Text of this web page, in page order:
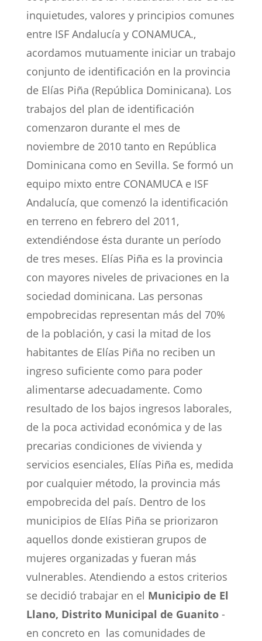
inquietudes, valores y principios comunes
entre ISF Andalucía y CONAMUCA.,
acordamos mutuamente iniciar un trabajo
conjunto de identificación en la provincia
de Elías Piña (República Dominicana). Los
trabajos del plan de identificación
comenzaron durante el mes de
noviembre de 2010 tanto en República
Dominicana como en Sevilla. Se formó un
equipo mixto entre CONAMUCA e ISF
Andalucía, que comenzó la identificación
en terreno en febrero del 2011,
extendiéndose ésta durante un período
de tres meses. Elías Piña es la provincia
con mayores niveles de privaciones en la
sociedad dominicana. Las personas
empobrecidas representan más del 70%
de la población, y casi la mitad de los
habitantes de Elías Piña no reciben un
ingreso suficiente como para poder
alimentarse adecuadamente. Como
resultado de los bajos ingresos laborales,
de la poca actividad económica y de las
precarias condiciones de vivienda y
servicios esenciales, Elías Piña es, medida
por cualquier método, la provincia más
empobrecida del país. Dentro de los
municipios de Elías Piña se priorizaron
aquellos donde existieran grupos de
mujeres organizadas y fueran más
vulnerables. Atendiendo a estos criterios
se decidió trabajar en el Municipio de El
Llano, Distrito Municipal de Guanito -
en concreto en las comunidades de